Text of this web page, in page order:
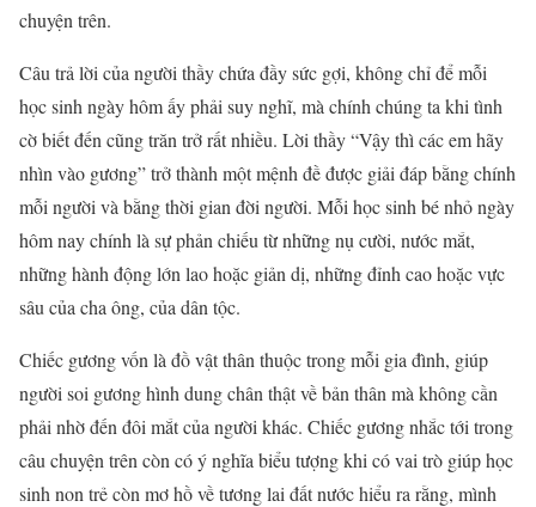
chuyện trên.
Câu trả lời của người thầy chứa đầy sức gợi, không chỉ để mỗi
học sinh ngày hôm ấy phải suy nghĩ, mà chính chúng ta khi tình
cờ biết đến cũng trăn trở rất nhiều. Lời thầy “Vậy thì các em hãy
nhìn vào gương” trở thành một mệnh đề được giải đáp bằng chính
mỗi người và bằng thời gian đời người. Mỗi học sinh bé nhỏ ngày
hôm nay chính là sự phản chiếu từ những nụ cười, nước mắt,
những hành động lớn lao hoặc giản dị, những đỉnh cao hoặc vực
sâu của cha ông, của dân tộc.
Chiếc gương vốn là đồ vật thân thuộc trong mỗi gia đình, giúp
người soi gương hình dung chân thật về bản thân mà không cần
phải nhờ đến đôi mắt của người khác. Chiếc gương nhắc tới trong
câu chuyện trên còn có ý nghĩa biểu tượng khi có vai trò giúp học
sinh non trẻ còn mơ hồ về tương lai đất nước hiểu ra rằng, mình